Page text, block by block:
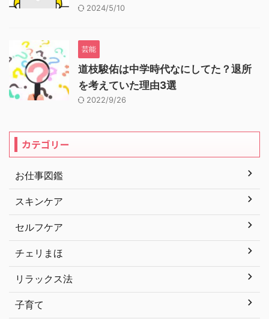
2024/5/10
芸能
道枝駿佑は中学時代なにしてた？退所
を考えていた理由3選
2022/9/26
カテゴリー
お仕事図鑑
スキンケア
セルフケア
チェリまほ
リラックス法
子育て